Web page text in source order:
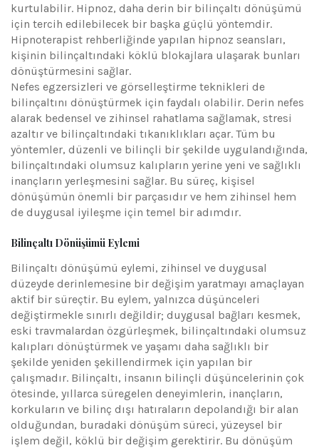
kurtulabilir. Hipnoz, daha derin bir bilinçaltı dönüşümü
için tercih edilebilecek bir başka güçlü yöntemdir.
Hipnoterapist rehberliğinde yapılan hipnoz seansları,
kişinin bilinçaltındaki köklü blokajlara ulaşarak bunları
dönüştürmesini sağlar.
Nefes egzersizleri ve görselleştirme teknikleri de
bilinçaltını dönüştürmek için faydalı olabilir. Derin nefes
alarak bedensel ve zihinsel rahatlama sağlamak, stresi
azaltır ve bilinçaltındaki tıkanıklıkları açar. Tüm bu
yöntemler, düzenli ve bilinçli bir şekilde uygulandığında,
bilinçaltındaki olumsuz kalıpların yerine yeni ve sağlıklı
inançların yerleşmesini sağlar. Bu süreç, kişisel
dönüşümün önemli bir parçasıdır ve hem zihinsel hem
de duygusal iyileşme için temel bir adımdır.
Bilinçaltı Dönüşümü Eylemi
Bilinçaltı dönüşümü eylemi, zihinsel ve duygusal
düzeyde derinlemesine bir değişim yaratmayı amaçlayan
aktif bir süreçtir. Bu eylem, yalnızca düşünceleri
değiştirmekle sınırlı değildir; duygusal bağları kesmek,
eski travmalardan özgürleşmek, bilinçaltındaki olumsuz
kalıpları dönüştürmek ve yaşamı daha sağlıklı bir
şekilde yeniden şekillendirmek için yapılan bir
çalışmadır. Bilinçaltı, insanın bilinçli düşüncelerinin çok
ötesinde, yıllarca süregelen deneyimlerin, inançların,
korkuların ve bilinç dışı hatıraların depolandığı bir alan
olduğundan, buradaki dönüşüm süreci, yüzeysel bir
işlem değil, köklü bir değişim gerektirir. Bu dönüşüm